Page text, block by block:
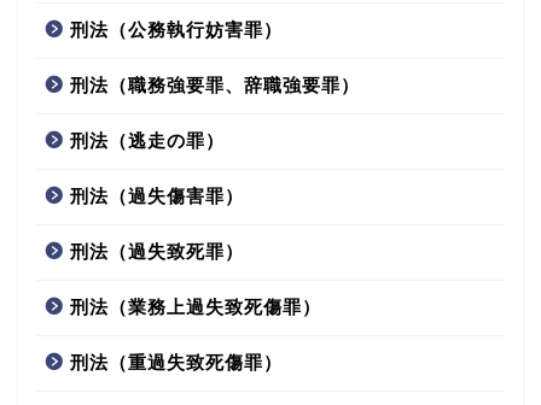
刑法（公務執行妨害罪）
刑法（職務強要罪、辞職強要罪）
刑法（逃走の罪）
刑法（過失傷害罪）
刑法（過失致死罪）
刑法（業務上過失致死傷罪）
刑法（重過失致死傷罪）